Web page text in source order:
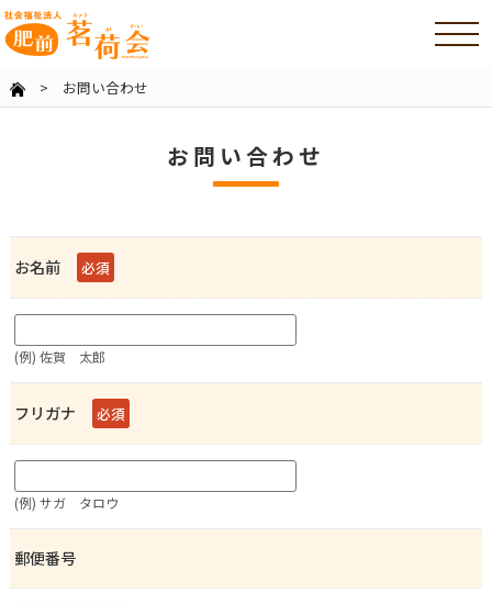
> お問い合わせ
お問い合わせ
お名前 必須
(例) 佐賀 太郎
フリガナ 必須
(例) サガ タロウ
郵便番号